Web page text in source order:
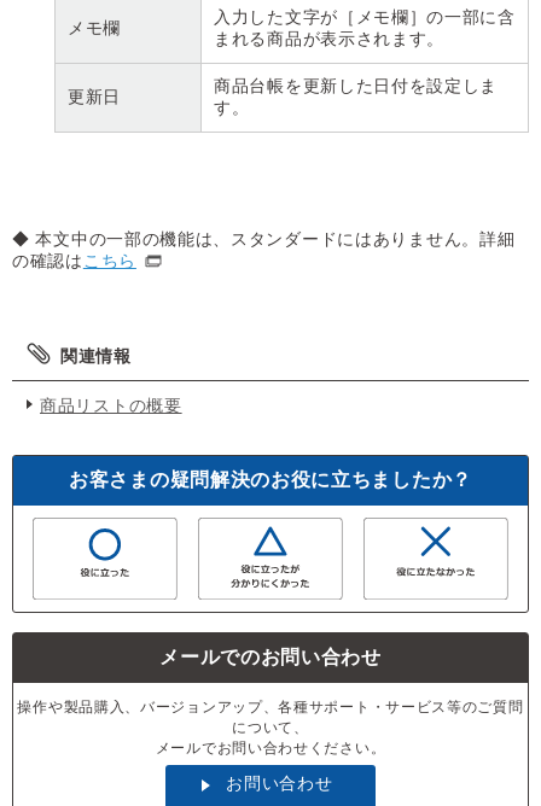
メモ欄
入力した文字が［メモ欄］の一部に含
まれる商品が表示されます。
更新日
商品台帳を更新した日付を設定しま
す。
◆ 本文中の一部の機能は、スタンダードにはありません。詳細
の確認は こちら
関連情報
商品リストの概要
お客さまの疑問解決のお役に立ちましたか？
メールでのお問い合わせ
操作や製品購入、バージョンアップ、各種サポート・サービス等のご質問
について、
メールでお問い合わせください。
お問い合わせ